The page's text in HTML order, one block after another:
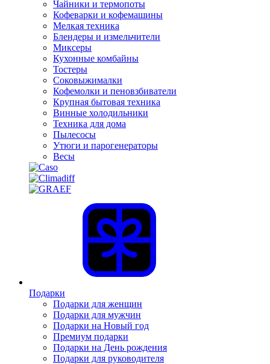
Чайники и термопоты
Кофеварки и кофемашины
Мелкая техника
Блендеры и измельчители
Миксеры
Кухонные комбайны
Тостеры
Соковыжималки
Кофемолки и пеновзбиватели
Крупная бытовая техника
Винные холодильники
Техника для дома
Пылесосы
Утюги и парогенераторы
Весы
Подарки
Подарки для женщин
Подарки для мужчин
Подарки на Новый год
Премиум подарки
Подарки на День рождения
Подарки для руководителя